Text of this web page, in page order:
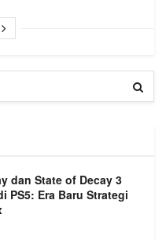
dan State of Decay 3
PS5: Era Baru Strategi